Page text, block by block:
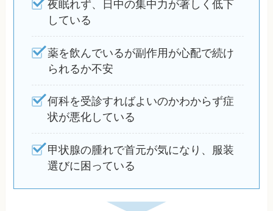
夜眠れず、日中の集中力が著しく低下
している
薬を飲んでいるが副作用が心配で続け
られるか不安
何科を受診すればよいのかわからず症
状が悪化している
甲状腺の腫れで首元が気になり、服装
選びに困っている